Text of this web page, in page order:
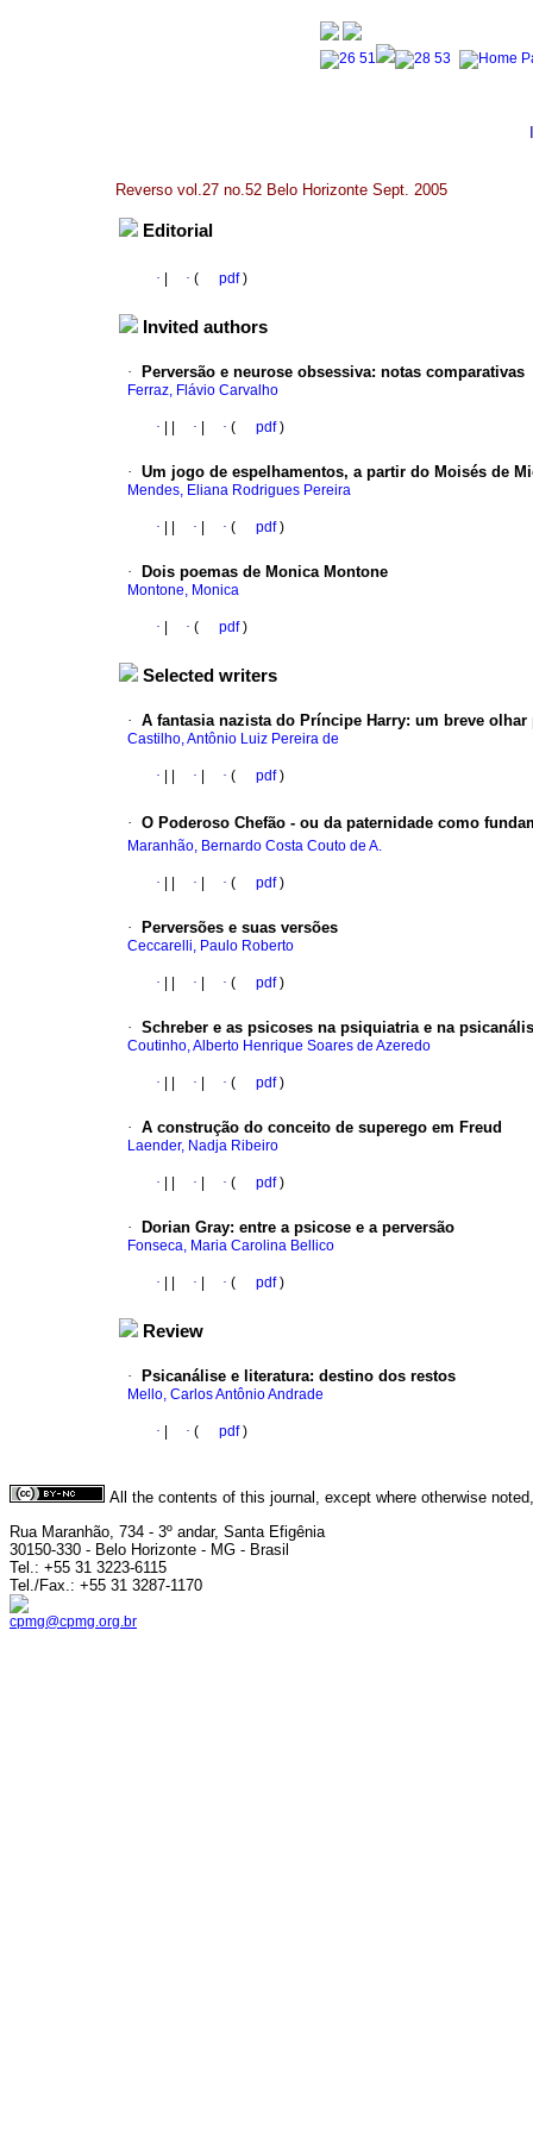
Reverso vol.27 no.52 Belo Horizonte Sept. 2005
Editorial
· · ( pdf)
Invited authors
· Perversão e neurose obsessiva: notas comparativas
Ferraz, Flávio Carvalho
· · · ( pdf)
· Um jogo de espelhamentos, a partir do Moisés de
Mendes, Eliana Rodrigues Pereira
· · · ( pdf)
· Dois poemas de Monica Montone
Montone, Monica
· · ( pdf)
Selected writers
· A fantasia nazista do Príncipe Harry: um breve
Castilho, Antônio Luiz Pereira de
· · · ( pdf)
· O Poderoso Chefão - ou da paternidade como
Maranhão, Bernardo Costa Couto de A.
· · · ( pdf)
· Perversões e suas versões
Ceccarelli, Paulo Roberto
· · · ( pdf)
· Schreber e as psicoses na psiquiatria e na
Coutinho, Alberto Henrique Soares de Azeredo
· · · ( pdf)
· A construção do conceito de superego em Freud
Laender, Nadja Ribeiro
· · · ( pdf)
· Dorian Gray: entre a psicose e a perversão
Fonseca, Maria Carolina Bellico
· · · ( pdf)
Review
· Psicanálise e literatura: destino dos restos
Mello, Carlos Antônio Andrade
· · ( pdf)
All the contents of this journal, except where otherwise
Rua Maranhão, 734 - 3º andar, Santa Efigênia
30150-330 - Belo Horizonte - MG - Brasil
Tel.: +55 31 3223-6115
Tel./Fax.: +55 31 3287-1170
cpmg@cpmg.org.br